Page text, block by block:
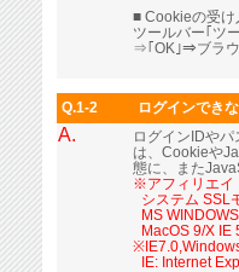
■ Cookieの受け
ツールバー｢ツ
⇒｢OK｣⇒ブラウ
Q.1-2 ログインでき
A.
ログインIDや
は、Cookieや
態に、また
※アフィリエイ
システム SSL
MS
MacOS 9/X IE
IE: Internet